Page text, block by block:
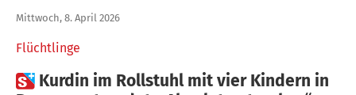
Flüchtlinge
Mittwoch, 8. April 2026
 Kurdin im Rollstuhl mit vier Kindern in